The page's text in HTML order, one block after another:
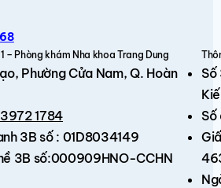
– Phòng khám Nha khoa Trang Dung
Phường Cửa Nam, Q. Hoàn
1784
3B số : 01D8034149
3B số:000909HNO-CCHN
Số
Số